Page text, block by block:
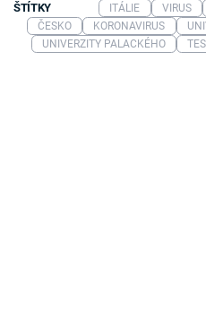
ŠTÍTKY ITÁLIE VIRUS
ČESKO
KORONAVIRUS
UNIVERZITY PALACKÉHO